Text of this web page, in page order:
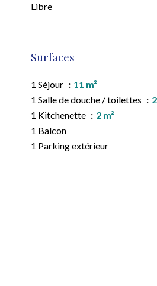
Libre
Surfaces
1 Séjour
11 m²
1 Salle de douche / toilettes
1 Kitchenette
2 m²
1 Balcon
1 Parking extérieur